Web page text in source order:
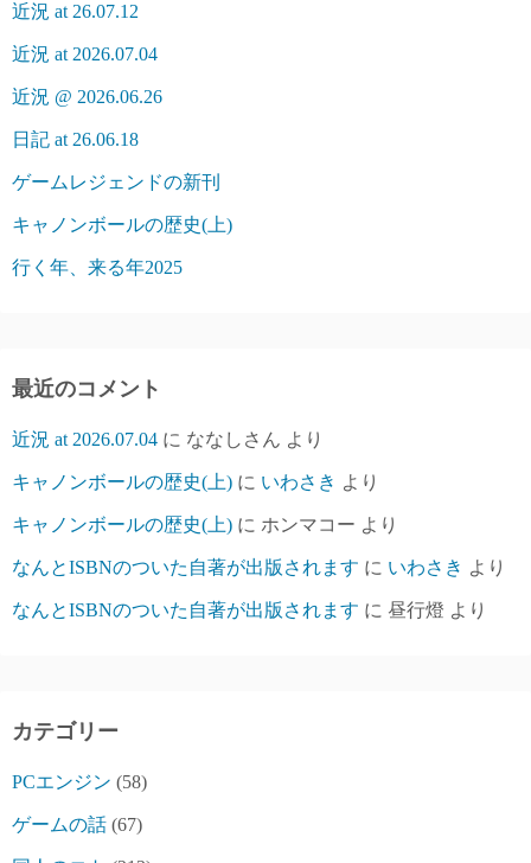
近況 at 26.07.12
近況 at 2026.07.04
近況 @ 2026.06.26
日記 at 26.06.18
ゲームレジェンドの新刊
キャノンボールの歴史(上)
行く年、来る年2025
最近のコメント
近況 at 2026.07.04 に ななしさん より
キャノンボールの歴史(上) に いわさき より
キャノンボールの歴史(上) に ホンマコー より
なんとISBNのついた自著が出版されます に いわさき より
なんとISBNのついた自著が出版されます に 昼行燈 より
カテゴリー
PCエンジン (58)
ゲームの話 (67)